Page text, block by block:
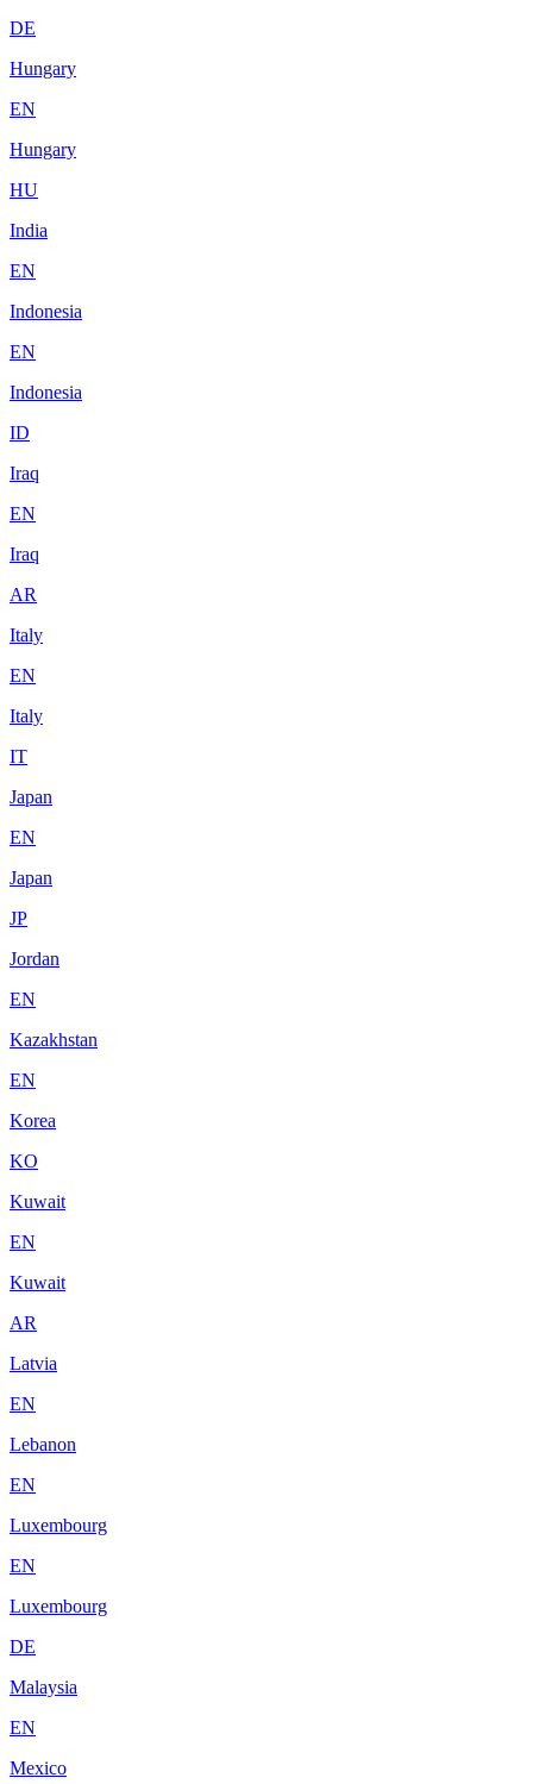
DE
Hungary
EN
Hungary
HU
India
EN
Indonesia
EN
Indonesia
ID
Iraq
EN
Iraq
AR
Italy
EN
Italy
IT
Japan
EN
Japan
JP
Jordan
EN
Kazakhstan
EN
Korea
KO
Kuwait
EN
Kuwait
AR
Latvia
EN
Lebanon
EN
Luxembourg
EN
Luxembourg
DE
Malaysia
EN
Mexico